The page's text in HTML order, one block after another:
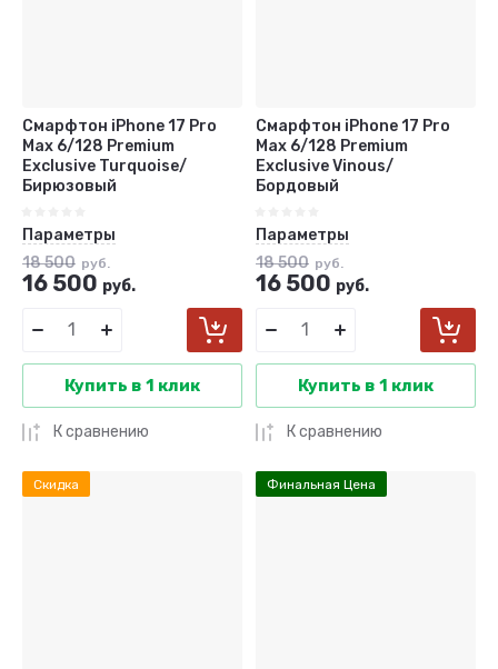
Смарфтон iPhone 17 Pro
Max 6/128 Premium
Exclusive Turquoise/
Бирюзовый
Параметры
18 500 руб.
16 500 руб.
Купить в 1 клик
К сравнению
Смарфтон iPhone 17 Pro
Max 6/128 Premium
Exclusive Vinous/
Бордовый
Параметры
18 500 руб.
16 500 руб.
Купить в 1 клик
К сравнению
Скидка Финальная Цена